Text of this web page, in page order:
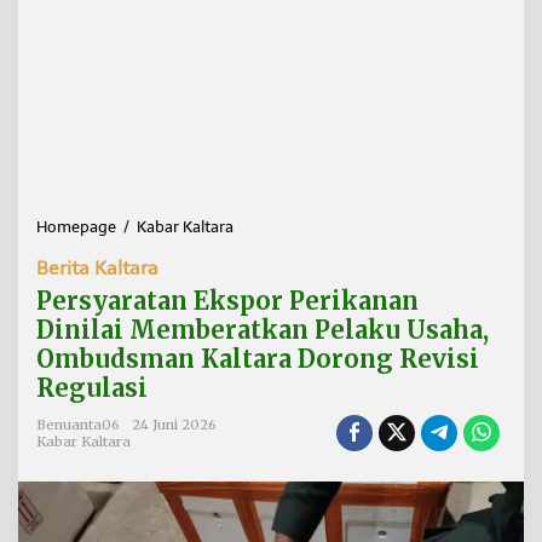
Homepage / Kabar Kaltara
s
y
a
k
s
p
Berita Kaltara
Persyaratan Ekspor Perikanan
Dinilai Memberatkan Pelaku Usaha,
Ombudsman Kaltara Dorong Revisi
Regulasi
Benuanta06
24 Juni 2026
Kabar Kaltara